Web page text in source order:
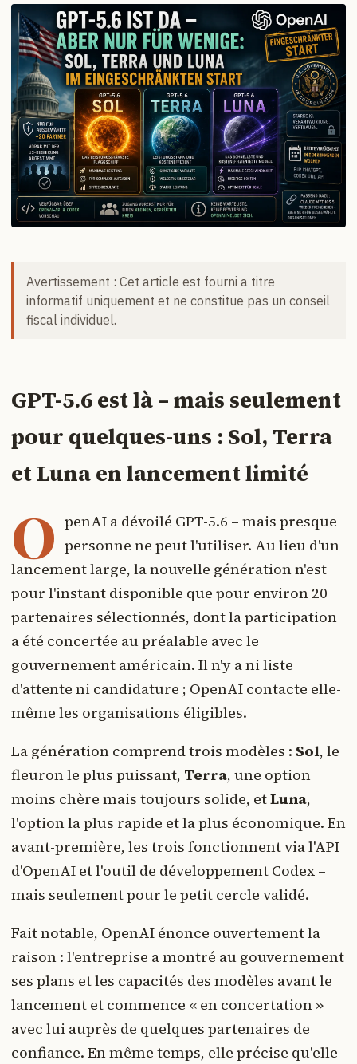
Avertissement : Cet article est fourni a titre
informatif uniquement et ne constitue pas un conseil
fiscal individuel.
GPT-5.6 est là – mais seulement
pour quelques-uns : Sol, Terra
et Luna en lancement limité
O penAI a dévoilé GPT-5.6 – mais presque
personne ne peut l'utiliser. Au lieu d'un
lancement large, la nouvelle génération n'est
pour l'instant disponible que pour environ 20
partenaires sélectionnés, dont la participation
a été concertée au préalable avec le
gouvernement américain. Il n'y a ni liste
d'attente ni candidature ; OpenAI contacte elle-
même les organisations éligibles.
La génération comprend trois modèles : Sol, le
fleuron le plus puissant, Terra, une option
moins chère mais toujours solide, etLuna,
l'option la plus rapide et la plus économique. En
avant-première, les trois fonctionnent via l'API
d'OpenAI et l'outil de développement Codex –
mais seulement pour le petit cercle validé.
Fait notable, OpenAI énonce ouvertement la
raison : l'entreprise a montré au gouvernement
ses plans et les capacités des modèles avant le
lancement et commence « en concertation »
avec lui auprès de quelques partenaires de
confiance. En même temps, elle précise qu'elle